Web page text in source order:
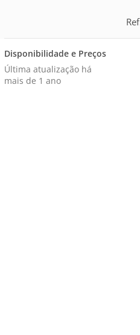
Disponibilidade e Preços
Última atualização há
mais de 1 ano